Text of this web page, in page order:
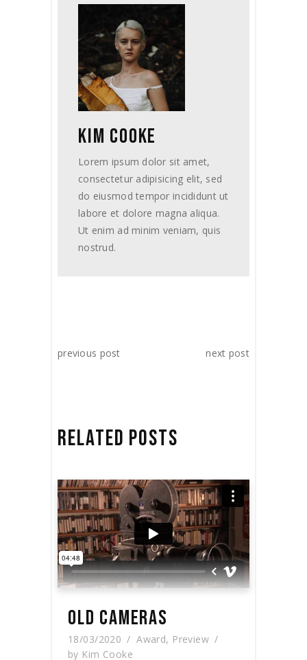
KIM COOKE
Lorem ipsum dolor sit amet,
consectetur adipisicing elit, sed
do eiusmod tempor incididunt ut
labore et dolore magna aliqua.
Ut enim ad minim veniam, quis
nostrud.
previous post next post
RELATED POSTS
OLD CAMERAS
18/03/2020 Award, Preview
by Kim Cooke